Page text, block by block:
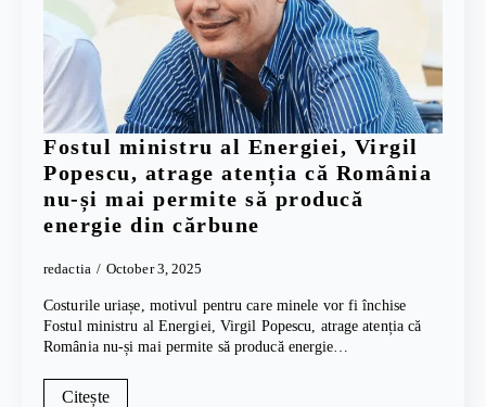
Fostul ministru al Energiei, Virgil
Popescu, atrage atenția că România
nu-și mai permite să producă
energie din cărbune
redactia October 3, 2025
Costurile uriașe, motivul pentru care minele vor fi închise
Fostul ministru al Energiei, Virgil Popescu, atrage atenția că
România nu-și mai permite să producă energie…
Citește